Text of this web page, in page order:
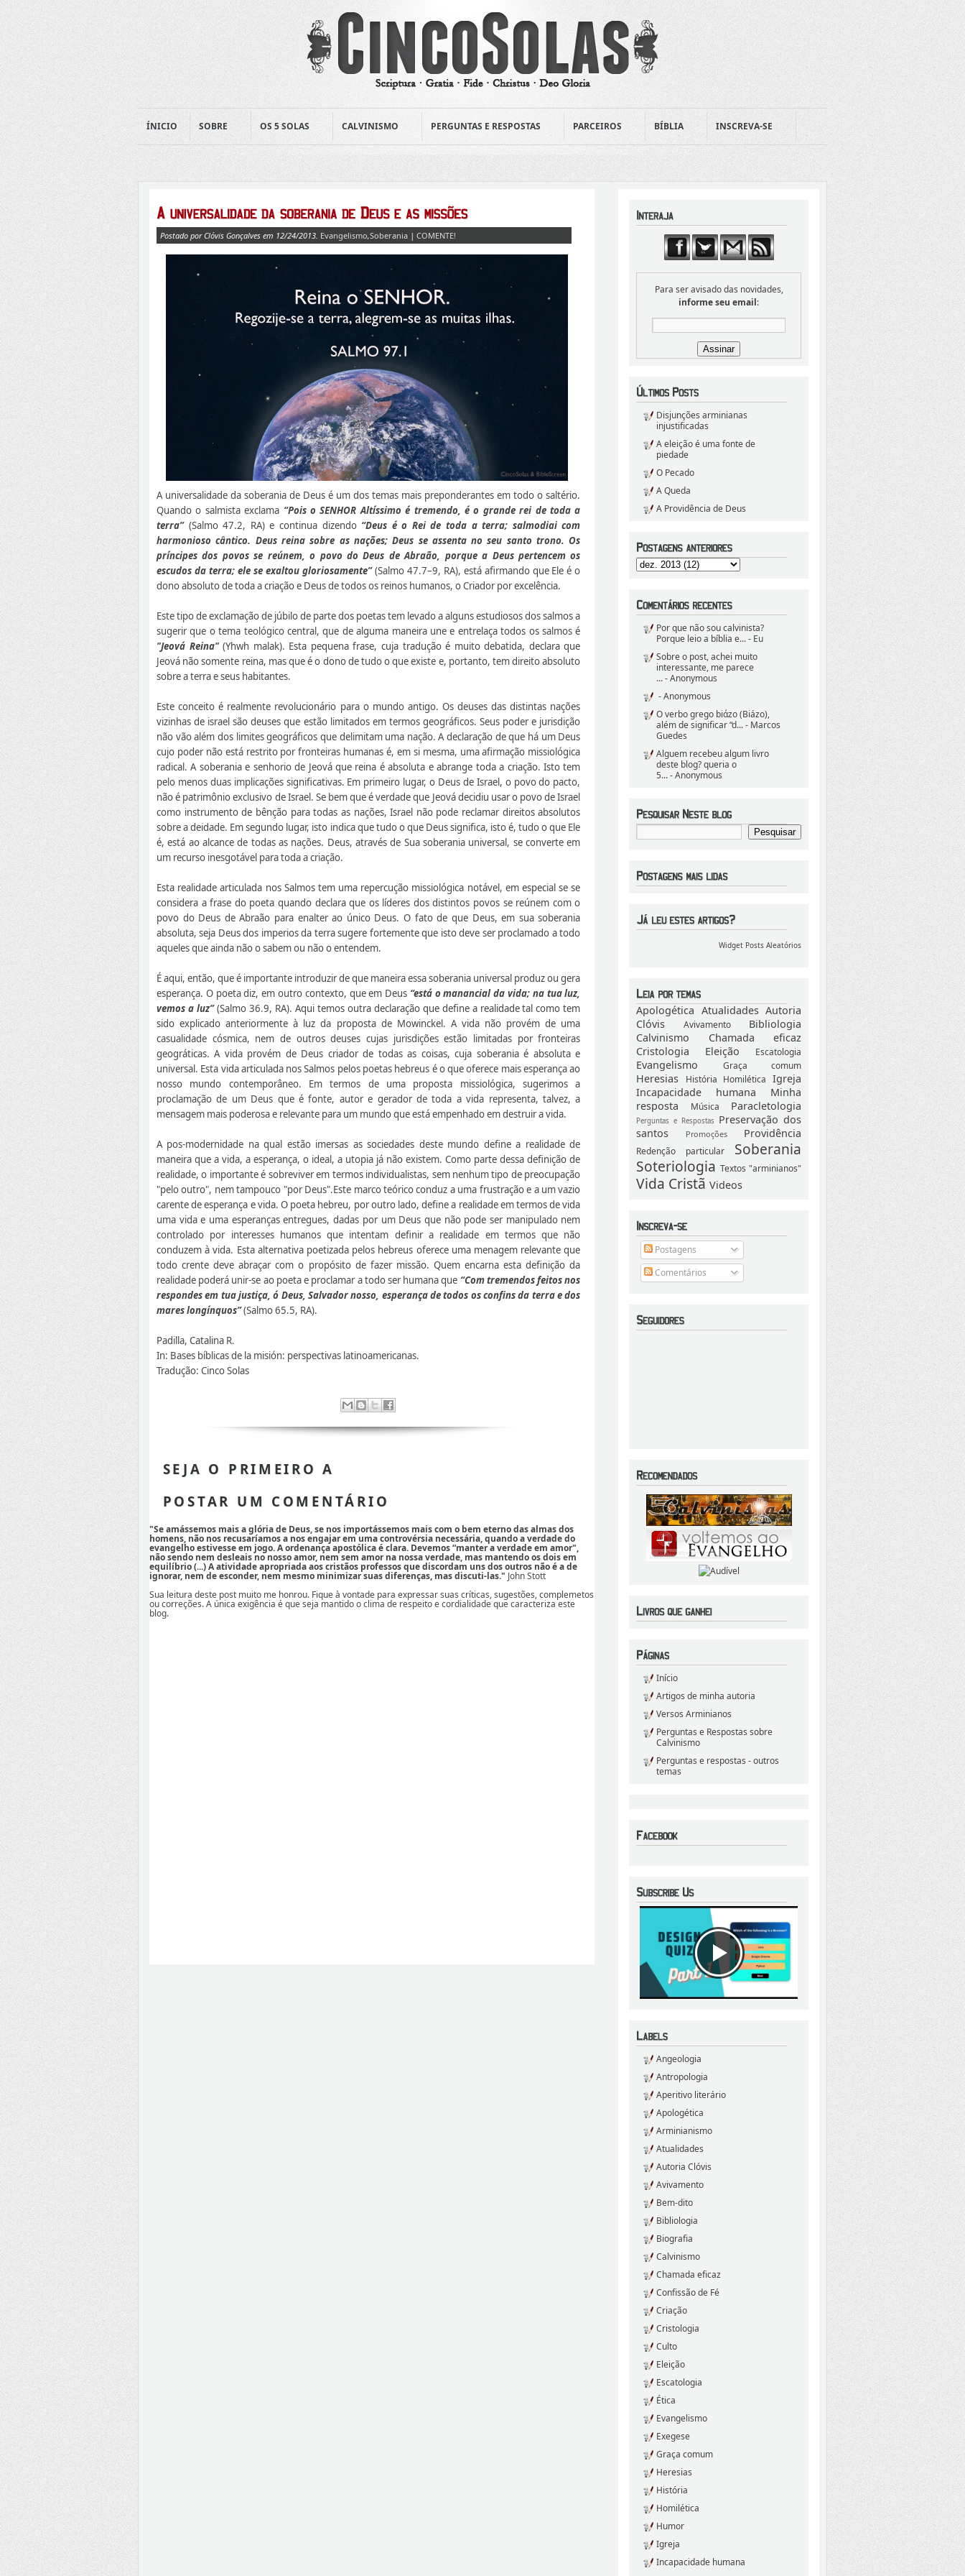
ÍNICIO SOBRE OS 5 SOLAS CALVINISMO PERGUNTAS E RESPOSTAS PARCEIROS BÍBLIA INSCREVA-SE
Para ser avisado das novidades,
informe seu email:
Disjunções arminianas
injustificadas
A eleição é uma fonte de
piedade
O Pecado
A Queda
A Providência de Deus
Por que não sou calvinista?
Porque leio a bíblia e...- Eu
Sobre o post, achei muito
interessante, me parece
...- Anonymous
- Anonymous
O verbo grego biάzo (Biázo),
além de significar “d...- Marcos
Guedes
Alguem recebeu algum livro
deste blog? queria o
5...- Anonymous
Widget Posts Aleatórios
Apologética Atualidades Autoria
Clóvis
Avivamento
Bibliologia
Calvinismo
Chamada eficaz
Cristologia
Eleição Escatologia
Evangelismo Graça comum
Heresias História Homilética Igreja
Incapacidade humana
Minha
resposta
Música Paracletologia
Perguntas e Respostas
Preservação dos
santos
Promoções Providência
Redenção particular
Soberania
Soteriologia Textos "arminianos"
Vida Cristã Videos
Postagens
Comentários
Início
Artigos de minha autoria
Versos Arminianos
Perguntas e Respostas sobre
Calvinismo
Perguntas e respostas - outros
temas
Angeologia
Antropologia
Aperitivo literário
Apologética
Arminianismo
Atualidades
Autoria Clóvis
Avivamento
Bem-dito
Bibliologia
Biografia
Calvinismo
Chamada eficaz
Confissão de Fé
Criação
Cristologia
Culto
Eleição
Escatologia
Ética
Evangelismo
Exegese
Graça comum
Heresias
História
Homilética
Humor
Igreja
Incapacidade humana
Postado por Clóvis Gonçalves em 12/24/2013. Evangelismo,Soberania | COMENTE!
A universalidade da soberania de Deus é um dos temas mais preponderantes em todo o saltério.
Quando o salmista exclama “Pois o SENHOR Altíssimo é tremendo, é o grande rei de toda a
terra”(Salmo 47.2, RA) e continua dizendo “Deus é o Rei de toda a terra; salmodiai com
harmonioso cântico. Deus reina sobre as nações; Deus se assenta no seu santo trono. Os
príncipes dos povos se reúnem, o povo do Deus de Abraão, porque a Deus pertencem os
escudos da terra; ele se exaltou gloriosamente”(Salmo 47.7–9, RA), está afirmando que Ele é o
dono absoluto de toda a criação e Deus de todos os reinos humanos, o Criador por excelência.
Este tipo de exclamação de júbilo de parte dos poetas tem levado a alguns estudiosos dos salmos a
sugerir que o tema teológico central, que de alguma maneira une e entrelaça todos os salmos é
"Jeová Reina"(Yhwh malak). Esta pequena frase, cuja tradução é muito debatida, declara que
Jeová não somente reina, mas que é o dono de tudo o que existe e, portanto, tem direito absoluto
sobre a terra e seus habitantes.
Este conceito é realmente revolucionário para o mundo antigo. Os deuses das distintas nações
vizinhas de israel são deuses que estão limitados em termos geográficos. Seus poder e jurisdição
não vão além dos limites geográficos que delimitam uma nação. A declaração de que há um Deus
cujo poder não está restrito por fronteiras humanas é, em si mesma, uma afirmação missiológica
radical. A soberania e senhorio de Jeová que reina é absoluta e abrange toda a criação. Isto tem
pelo menos duas implicações significativas. Em primeiro lugar, o Deus de Israel, o povo do pacto,
não é patrimônio exclusivo de Israel. Se bem que é verdade que Jeová decidiu usar o povo de Israel
como instrumento de bênção para todas as nações, Israel não pode reclamar direitos absolutos
sobre a deidade. Em segundo lugar, isto indica que tudo o que Deus significa, isto é, tudo o que Ele
é, está ao alcance de todas as nações. Deus, através de Sua soberania universal, se converte em
um recurso inesgotável para toda a criação.
Esta realidade articulada nos Salmos tem uma repercução missiológica notável, em especial se se
considera a frase do poeta quando declara que os líderes dos distintos povos se reúnem com o
povo do Deus de Abraão para enalter ao único Deus. O fato de que Deus, em sua soberania
absoluta, seja Deus dos imperios da terra sugere fortemente que isto deve ser proclamado a todo
aqueles que ainda não o sabem ou não o entendem.
É aqui, então, que é importante introduzir de que maneira essa soberania universal produz ou gera
esperança. O poeta diz, em outro contexto, que em Deus “está o manancial da vida; na tua luz,
vemos a luz”(Salmo 36.9, RA). Aqui temos outra declaração que define a realidade tal como tem
sido explicado anteriormente à luz da proposta de Mowinckel. A vida não provém de uma
casualidade cósmica, nem de outros deuses cujas jurisdições estão limitadas por fronteiras
geográticas. A vida provém de Deus criador de todas as coisas, cuja soberania é absoluta e
universal. Esta vida articulada nos Salmos pelos poetas hebreus é o que oferece mais esperança ao
nosso mundo contemporâneo. Em termos de uma proposta missiológica, sugerimos a
proclamação de um Deus que é fonte, autor e gerador de toda a vida representa, talvez, a
mensagem mais poderosa e relevante para um mundo que está empenhado em destruir a vida.
A pos-modernidade na qual estão imersas as sociedades deste mundo define a realidade de
maneira que a vida, a esperança, o ideal, a utopia já não existem. Como parte dessa definição de
realidade, o importante é sobreviver em termos individualistas, sem nenhum tipo de preocupação
"pelo outro", nem tampouco "por Deus".Este marco teórico conduz a uma frustração e a um vazio
carente de esperança e vida. O poeta hebreu, por outro lado, define a realidade em termos de vida
uma vida e uma esperanças entregues, dadas por um Deus que não pode ser manipulado nem
controlado por interesses humanos que intentam definir a realidade em termos que não
conduzem à vida. Esta alternativa poetizada pelos hebreus oferece uma menagem relevante que
todo crente deve abraçar com o propósito de fazer missão. Quem encarna esta definição da
realidade poderá unir-se ao poeta e proclamar a todo ser humana que “Com tremendos feitos nos
respondes em tua justiça, ó Deus, Salvador nosso, esperança de todos os confins da terra e dos
mares longínquos”(Salmo 65.5, RA).
Padilla, Catalina R.
In: Bases bíblicas de la misión: perspectivas latinoamericanas.
Tradução: Cinco Solas
SEJA O PRIMEIRO A
POSTAR UM COMENTÁRIO
"Se amássemos mais a glória de Deus, se nos importássemos mais com o bem eterno das almas dos
homens, não nos recusaríamos a nos engajar em uma controvérsia necessária, quando a verdade do
evangelho estivesse em jogo. A ordenança apostólica é clara. Devemos “manter a verdade em amor",
não sendo nem desleais no nosso amor, nem sem amor na nossa verdade, mas mantendo os dois em
equilíbrio (...) A atividade apropriada aos cristãos professos que discordam uns dos outros não é a de
ignorar, nem de esconder, nem mesmo minimizar suas diferenças, mas discuti-las." John Stott
Sua leitura deste post muito me honrou. Fique à vontade para expressar suas críticas, sugestões, complemetos
ou correções. A única exigência é que seja mantido o clima de respeito e cordialidade que caracteriza este
blog.